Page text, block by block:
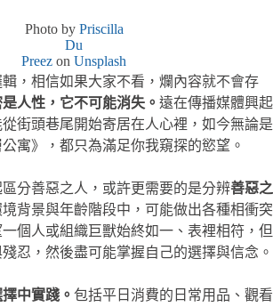
Photo by Priscilla
Du
Preez on Unsplash
，相信如果大家不看，爛內容就不會存
人性，它不可能消失。 遠在傳播媒體興起
街頭巷尾開始寄居在人心裡，如今無論是
寓》，都只為滿足你我窺探的慾望。
分善惡之人，或許更需要的是分辨善惡之
境背景與年齡階段中，可能做出各種相衝突
個人或組織巨獸始終如一、表裡相符，但
忍，然後盡可能掌握自己的選擇與信念。
中實踐。 包括平日消費的日常用品、觀看